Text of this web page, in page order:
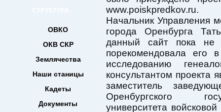
ОВКО
ОКВ СКР
Землячества
Наши станицы
Кадеты
Документы
www.poiskpredkov.ru.
Начальник Управления
города Оренбурга
данный сайт пока не
порекомендовала его
исследованию
консультантом проекта
заместитель
Оренбургского
университета